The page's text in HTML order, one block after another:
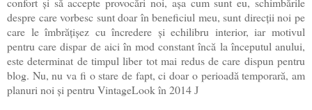
despre care vorbesc sunt doar în beneficiul meu, sunt direcții noi pe
care le îmbrățișez cu încredere și echilibru interior, iar motivul
pentru care dispar de aici în mod constant încă la începutul anului,
este determinat de timpul liber tot mai redus de care dispun pentru
blog. Nu, nu va fi o stare de fapt, ci doar o perioadă temporară, am
planuri noi și pentru VintageLook în 2014 J